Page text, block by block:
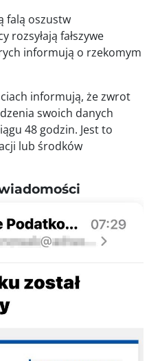
falą oszustw
rozsyłają fałszywe
informują o rzekomym
informują, że zwrot
swoich danych
48 godzin. Jest to
lub środków